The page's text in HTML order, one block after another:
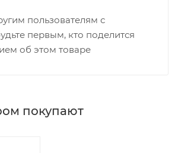
пользователям с
первым, кто поделится
об этом товаре
покупают